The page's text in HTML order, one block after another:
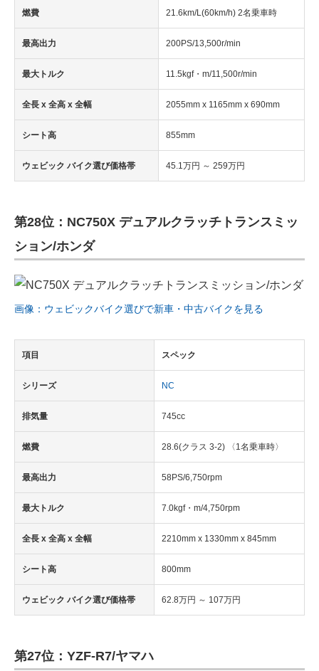
燃費 21.6km/L(60km/h) 2名乗車時
最高出力 200PS/13,500r/min
最大トルク 11.5kgf・m/11,500r/min
全長 x 全高 x 全幅 2055mm x 1165mm x 690mm
シート高 855mm
ウェビック バイク選び価格帯 45.1万円 ～ 259万円
第28位：NC750X デュアルクラッチトランスミッ
ション/ホンダ
画像：ウェビックバイク選びで新車・中古バイクを見る
項目 スペック
シリーズ NC
排気量 745cc
燃費 28.6(クラス 3-2) 〈1名乗車時〉
最高出力 58PS/6,750rpm
最大トルク 7.0kgf・m/4,750rpm
全長 x 全高 x 全幅 2210mm x 1330mm x 845mm
シート高 800mm
ウェビック バイク選び価格帯 62.8万円 ～ 107万円
第27位：YZF-R7/ヤマハ